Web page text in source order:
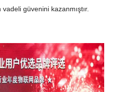
güvenini kazanmıştır.